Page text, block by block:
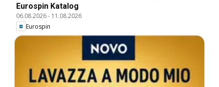
Eurospin Katalog
06.08.2026- 11.08.2026
Eurospin